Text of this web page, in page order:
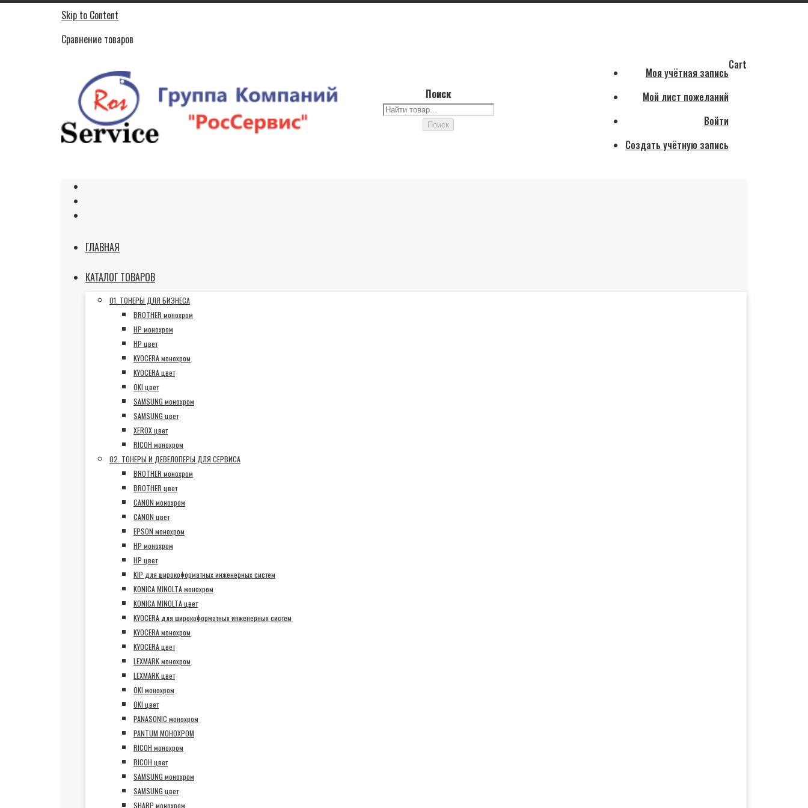
Skip to Content
Сравнение товаров
Поиск
Поиск
Поиск
Cart
Моя учётная запись
Мой лист пожеланий
Войти
Создать учётную запись
ГЛАВНАЯ
КАТАЛОГ ТОВАРОВ
01. ТОНЕРЫ ДЛЯ БИЗНЕСА
BROTHER монохром
HP монохром
HP цвет
KYOCERA монохром
KYOCERA цвет
OKI цвет
SAMSUNG монохром
SAMSUNG цвет
XEROX цвет
RICOH монохром
02. ТОНЕРЫ И ДЕВЕЛОПЕРЫ ДЛЯ СЕРВИСА
BROTHER монохром
BROTHER цвет
CANON монохром
CANON цвет
EPSON монохром
HP монохром
HP цвет
KIP для широкоформатных инженерных систем
KONICA MINOLTA монохром
KONICA MINOLTA цвет
KYOCERA для широкоформатных инженерных систем
KYOCERA монохром
KYOCERA цвет
LEXMARK монохром
LEXMARK цвет
OKI монохром
OKI цвет
PANASONIC монохром
PANTUM МОНОХРОМ
RICOH монохром
RICOH цвет
SAMSUNG монохром
SAMSUNG цвет
SHARP монохром